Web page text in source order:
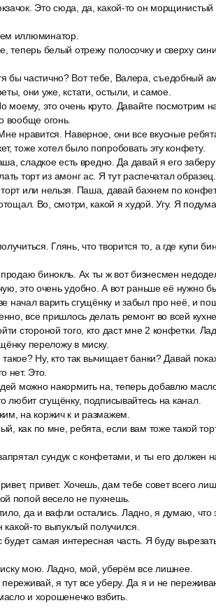
Это сюда, да, какой-то он морщинистый
иллюминатор.
теперь белый отрежу полосочку и сверху
частично? Вот тебе, Валера, съедобный
они уже, кстати, остыли, и самое.
моему, это очень круто. Давайте посмотрим
вообще огонь.
нравится. Наверное, они все вкусные
тоже хотел было попробовать эту конфету.
сладкое есть вредно. Да давай я его
торт из амонг ас. Я тут распечатал образец.
или нельзя. Паша, давай бахнем по
Во, смотри, какой я худой. Угу. Я
Глянь, что творится то, а где купи
бинокль. Ах ты ж вот бизнесмен
это очень удобно. А вот раньше её нужно
начал варить сгущёнку и забыл про неё, и
все пришлось делать ремонт во всей кухне.
стороной того, кто даст мне 2 конфетки.
переложу в миску.
Ну, кто так вычищает банки? Давай
нет. Это.
можно накормить на, теперь добавлю
любит сгущёнку, подписывайтесь на канал.
на коржич к и размажем.
как по мне, ребята, если вам тоже такой
сундук с конфетами, и ты его должен
привет. Хочешь, дам тебе совет всего
попой весело не пухнешь.
да и вафли остались. Ладно, я думаю, что
то выпуклый получился.
будет самая интересная часть. Я буду
мою. Ладно, мой, уберём все лишнее.
я тут все уберу. Да я и не
и хорошенечко взбить.